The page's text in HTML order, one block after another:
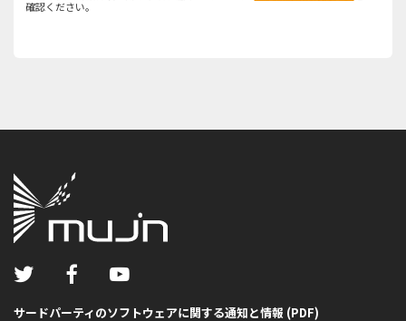
確認ください。
サードパーティのソフトウェアに関する通知と情報 (PDF)